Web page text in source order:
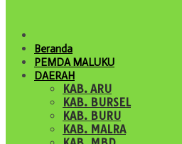
Beranda
PEMDA MALUKU
DAERAH
KAB. ARU
KAB. BURSEL
KAB. BURU
KAB. MALRA